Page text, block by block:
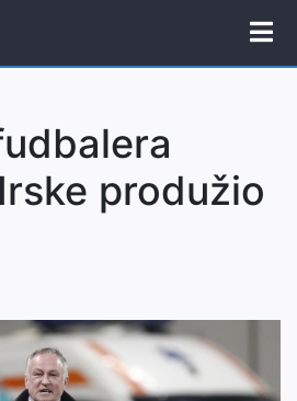
produžio